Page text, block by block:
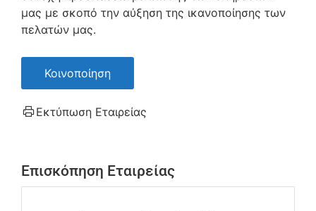
μας με σκοπό την αύξηση της ικανοποίησης των
πελατών μας.
Κοινοποίηση
Εκτύπωση Εταιρείας
Επισκόπηση Εταιρείας